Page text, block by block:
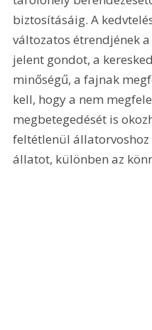
biztosításáig. A
változatos étrendjének
jelent gondot, a
minőségű, a fajnak
kell, hogy a nem
megbetegedését is
feltétlenül
állatot, különben az